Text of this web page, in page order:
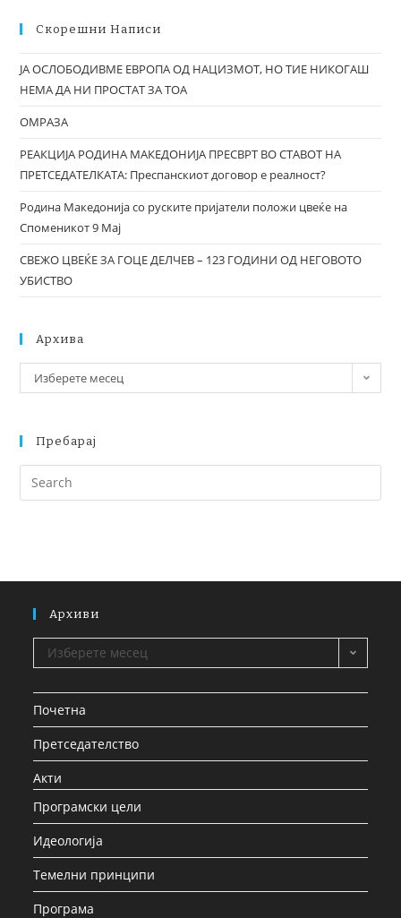
Скорешни Написи
ЈА ОСЛОБОДИВМЕ ЕВРОПА ОД НАЦИЗМОТ, НО ТИЕ НИКОГАШ
НЕМА ДА НИ ПРОСТАТ ЗА ТОА
ОМРАЗА
РЕАКЦИЈА РОДИНА МАКЕДОНИЈА ПРЕСВРТ ВО СТАВОТ НА
ПРЕТСЕДАТЕЛКАТА: Преспанскиот договор е реалност?
Родина Македонија со руските пријатели положи цвеќе на
Споменикот 9 Мај
СВЕЖО ЦВЕЌЕ ЗА ГОЦЕ ДЕЛЧЕВ – 123 ГОДИНИ ОД НЕГОВОТО
УБИСТВО
Архива
Изберете месец
Пребарај
Архиви
Изберете месец
Почетна
Претседателство
Акти
Програмски цели
Идеологија
Темелни принципи
Програма